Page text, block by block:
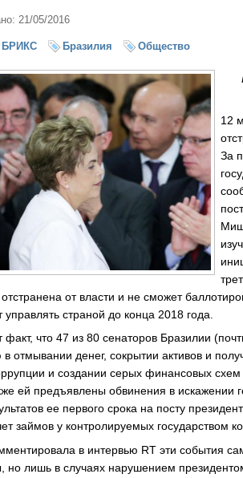
21/05/2016
БРИКС Бразилия Общество
12
За
от власти и не сможет
страной до конца 2018 года.
факт, что 47 из 80 сенаторов Бразилии
отмывании денег, сокрытии активов и
и создании серых финансовых
ей предъявлены обвинения в искажении
ее первого срока на посту
займов у контролируемых государством
в интервью RT эти события
но лишь в случаях нарушением